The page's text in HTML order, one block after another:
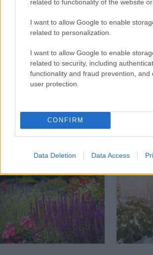
related to functionality of the website or
I want to allow Google to enable
related to personalization.
I want to allow Google to enable
related to security, including
functionality and fraud prevention, and
user protection.
CONFIRM
Data Deletion Data Access
ZÁHRADA
5 trvaliek s
panašovanými listami,
ktoré dodajú vášmu
deň